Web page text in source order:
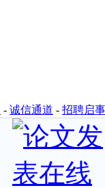
- 诚信通道 - 招聘启事